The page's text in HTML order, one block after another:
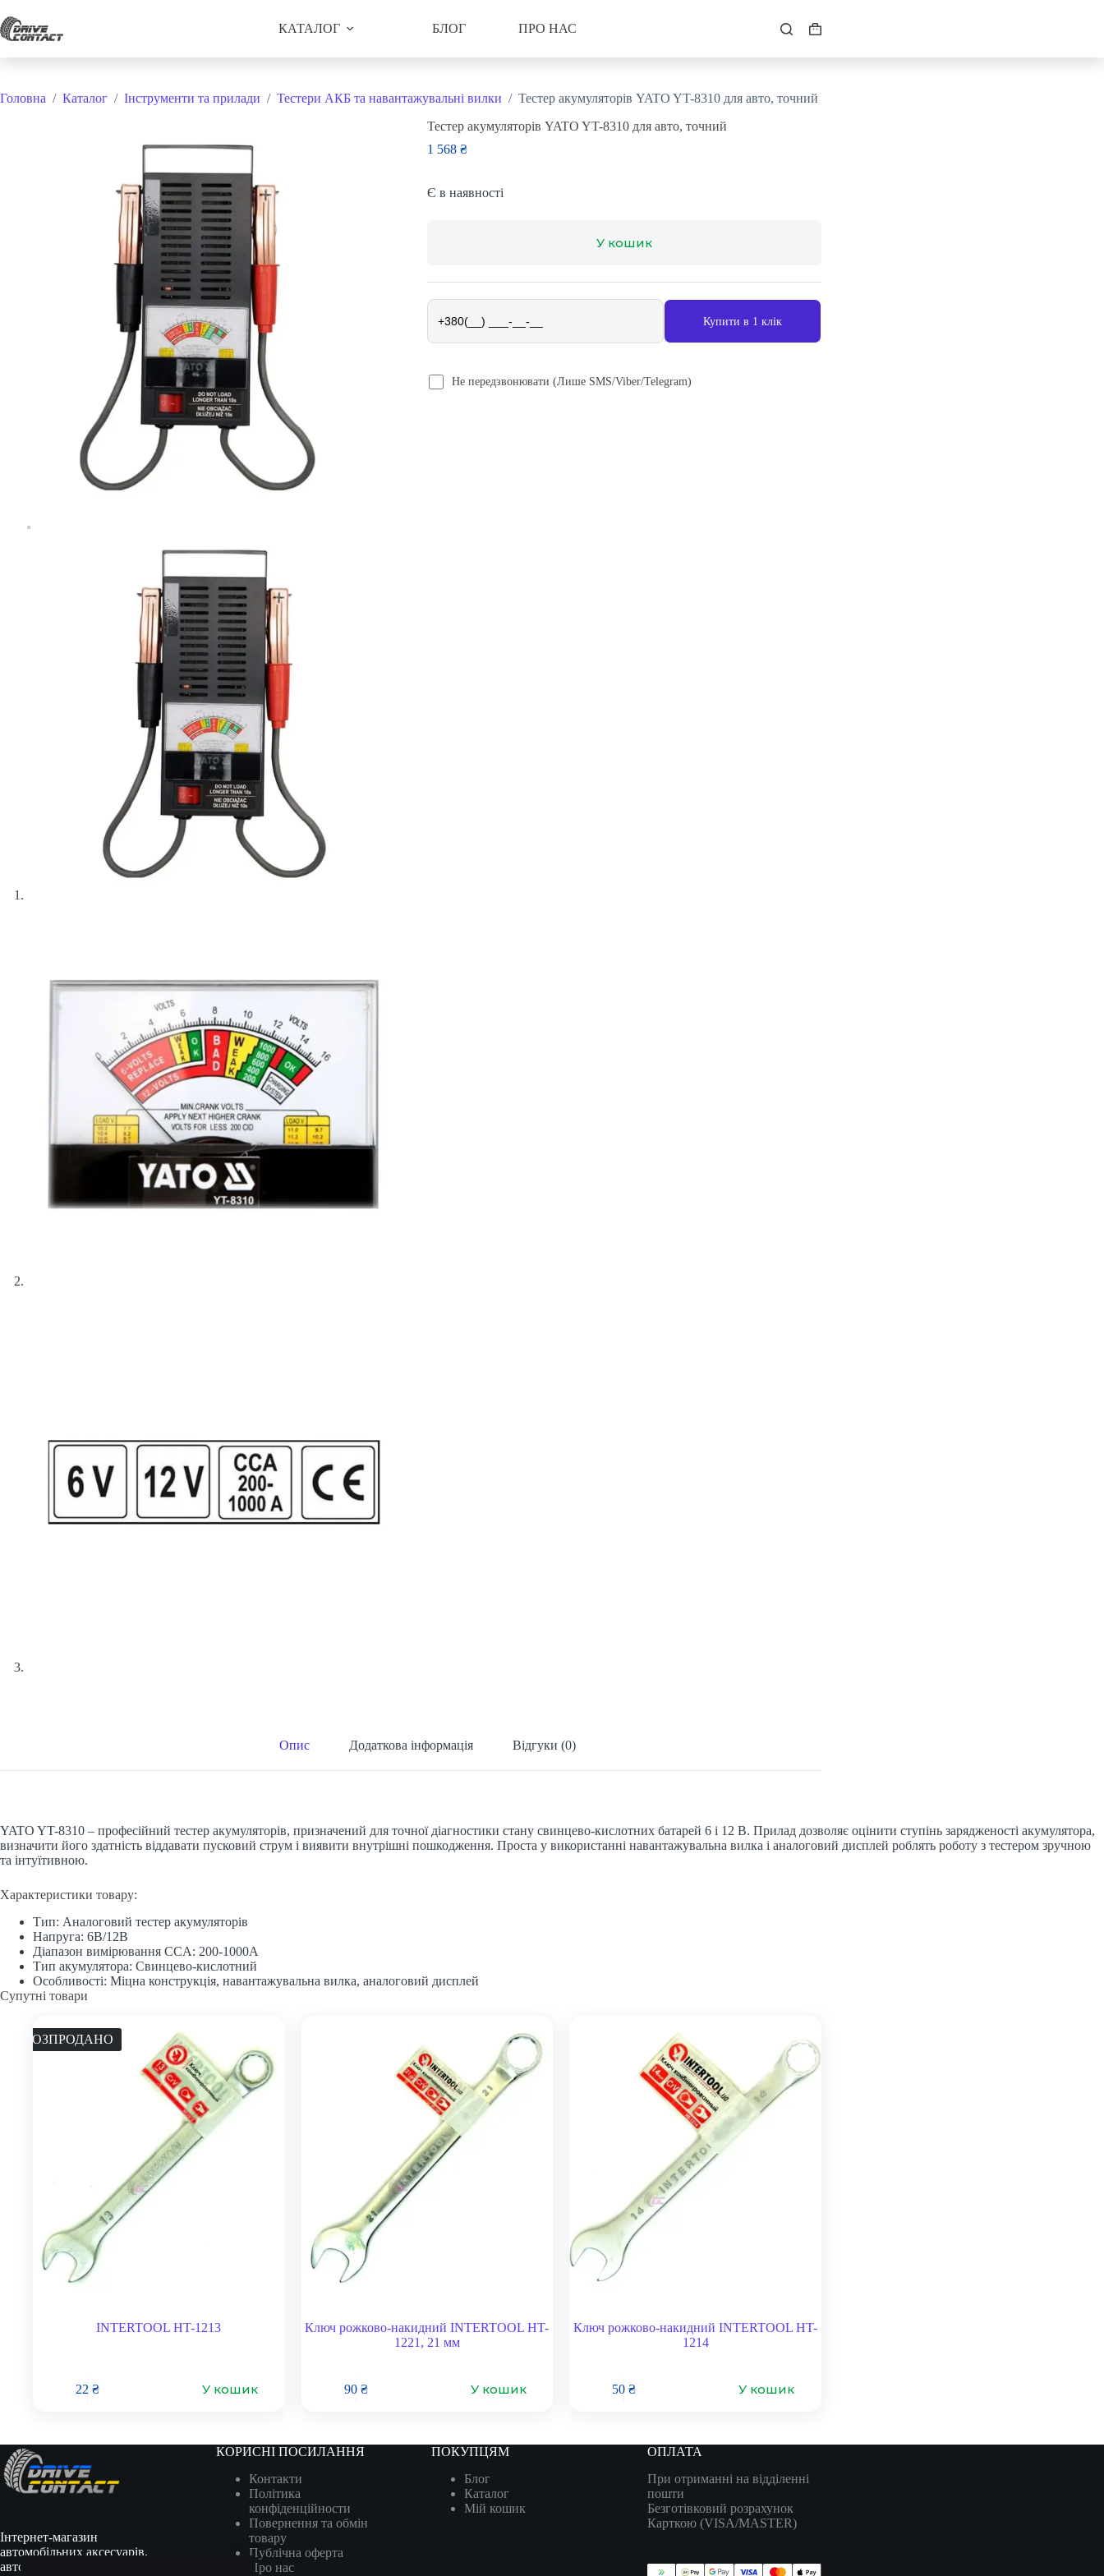
до
вмісту
КАТАЛОГ БЛОГ ПРО НАС Кошик
Головна / Каталог / Інструменти та прилади / Тестери АКБ та навантажувальні вилки / Тестер акумуляторів YATO YT-8310 для авто, точний
Тестер акумуляторів YATO YT-8310 для авто, точний
1 568 ₴
Є в наявності
У кошик
Купити в 1 клік
Не передзвонювати (Лише SMS/Viber/Telegram)
Опис Додаткова інформація Відгуки (0)
YATO YT-8310 – професійний тестер акумуляторів, призначений для точної діагностики стану свинцево-кислотних батарей 6 і 12 В. Прилад дозволяє оцінити ступінь зарядженості акумулятора,
визначити його здатність віддавати пусковий струм і виявити внутрішні пошкодження. Проста у використанні навантажувальна вилка і аналоговий дисплей роблять роботу з тестером зручною
та інтуїтивною.
Характеристики товару:
Тип: Аналоговий тестер акумуляторів
Напруга: 6В/12В
Діапазон вимірювання CCA: 200-1000А
Тип акумулятора: Свинцево-кислотний
Особливості: Міцна конструкція, навантажувальна вилка, аналоговий дисплей
Супутні товари
РОЗПРОДАНО
INTERTOOL HT-1213
22₴ У кошик
Ключ рожково-накидний INTERTOOL HT-
1221, 21 мм
90 ₴ У кошик
Ключ рожково-накидний INTERTOOL HT-
1214
50₴ У кошик
Інтернет-магазин
автомобільних аксесуарів,
автотоварів, гоночної
КОРИСНІ ПОСИЛАННЯ
Контакти
Політика
конфіденційности
Повернення та обмін
товару
Публічна оферта
Про нас
ПОКУПЦЯМ
Блог
Каталог
Мій кошик
ОПЛАТА
При отриманні на відділенні
пошти
Безготівковий розрахунок
Карткою (VISA/MASTER)